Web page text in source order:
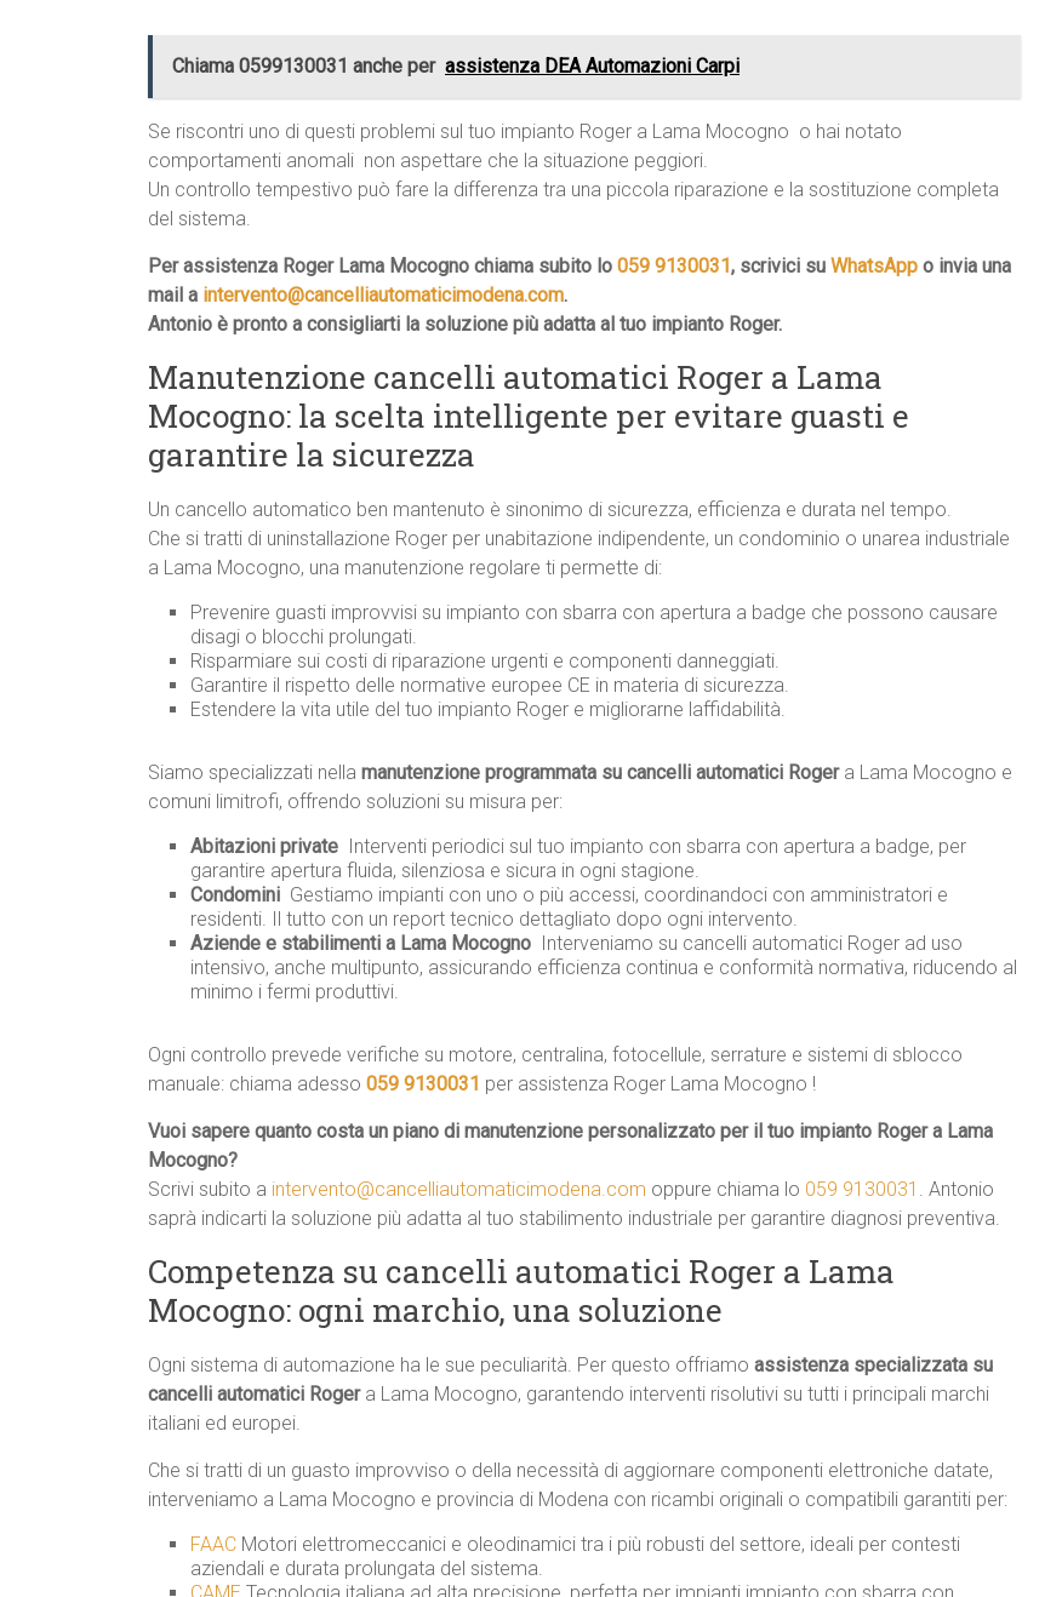
Chiama 0599130031 anche per assistenza DEA Automazioni Carpi
Se riscontri uno di questi problemi sul tuo impianto Roger a Lama Mocogno  o hai notato
comportamenti anomali  non aspettare che la situazione peggiori.
Un controllo tempestivo può fare la differenza tra una piccola riparazione e la sostituzione completa
del sistema.
Per assistenza Roger Lama Mocogno chiama subito lo 059 9130031 , scrivici su WhatsApp o invia una
mail a intervento@cancelliautomaticimodena.com.
Antonio è pronto a consigliarti la soluzione più adatta al tuo impianto Roger.
Manutenzione cancelli automatici Roger a Lama
Mocogno: la scelta intelligente per evitare guasti e
garantire la sicurezza
Un cancello automatico ben mantenuto è sinonimo di sicurezza, efficienza e durata nel tempo.
Che si tratti di uninstallazione Roger per unabitazione indipendente, un condominio o unarea industriale
a Lama Mocogno, una manutenzione regolare ti permette di:
Prevenire guasti improvvisi su impianto con sbarra con apertura a badge che possono causare
disagi o blocchi prolungati.
Risparmiare sui costi di riparazione urgenti e componenti danneggiati.
Garantire il rispetto delle normative europee CE in materia di sicurezza.
Estendere la vita utile del tuo impianto Roger e migliorarne laffidabilità.
Siamo specializzati nella manutenzione programmata su cancelli automatici Rogera Lama Mocogno e
comuni limitrofi, offrendo soluzioni su misura per:
Abitazioni private  Interventi periodici sul tuo impianto con sbarra con apertura a badge, per
garantire apertura fluida, silenziosa e sicura in ogni stagione.
Condomini  Gestiamo impianti con uno o più accessi, coordinandoci con amministratori e
residenti. Il tutto con un report tecnico dettagliato dopo ogni intervento.
Aziende e stabilimenti a Lama Mocogno  Interveniamo su cancelli automatici Roger ad uso
intensivo, anche multipunto, assicurando efficienza continua e conformità normativa, riducendo al
minimo i fermi produttivi.
Ogni controllo prevede verifiche su motore, centralina, fotocellule, serrature e sistemi di sblocco
manuale: chiama adesso 059 9130031 per assistenza Roger Lama Mocogno !
Vuoi sapere quanto costa un piano di manutenzione personalizzato per il tuo impianto Roger a Lama
Mocogno?
Scrivi subito a intervento@cancelliautomaticimodena.com oppure chiama lo 059 9130031 . Antonio
saprà indicarti la soluzione più adatta al tuo stabilimento industriale per garantire diagnosi preventiva.
Competenza su cancelli automatici Roger a Lama
Mocogno: ogni marchio, una soluzione
Ogni sistema di automazione ha le sue peculiarità. Per questo offriamo assistenza specializzata su
cancelli automatici Rogera Lama Mocogno, garantendo interventi risolutivi su tutti i principali marchi
italiani ed europei.
Che si tratti di un guasto improvviso o della necessità di aggiornare componenti elettroniche datate,
interveniamo a Lama Mocogno e provincia di Modena con ricambi originali o compatibili garantiti per:
FAAC  Motori elettromeccanici e oleodinamici tra i più robusti del settore, ideali per contesti
aziendali e durata prolungata del sistema.